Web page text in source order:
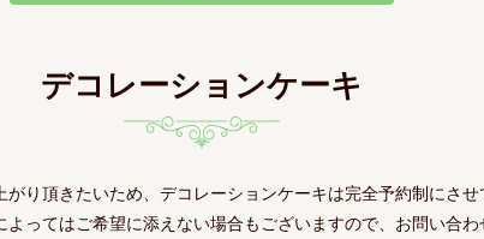
デコレーションケーキ
り頂きたいため、デコレーションケーキは完全予約制にさせ
ってはご希望に添えない場合もございますので、お問い合わ